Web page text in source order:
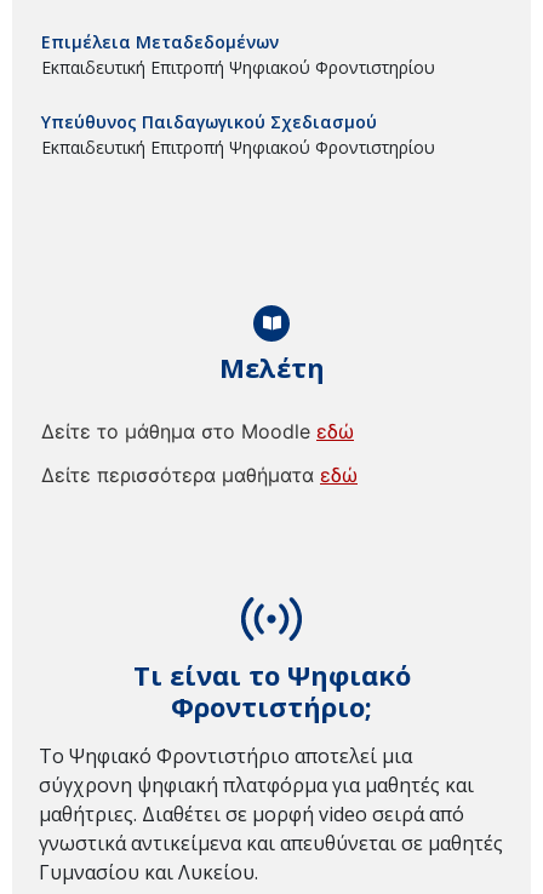
Τι είναι το Ψηφιακό
Φροντιστήριο;
Το Ψηφιακό Φροντιστήριο αποτελεί μια
σύγχρονη ψηφιακή πλατφόρμα για μαθητές και
μαθήτριες. Διαθέτει σε μορφή video σειρά από
γνωστικά αντικείμενα και απευθύνεται σε μαθητές
Γυμνασίου και Λυκείου.
Μελέτη
Δείτε το μάθημα στο Moodle εδώ
Δείτε περισσότερα μαθήματα εδώ
Επιμέλεια Μεταδεδομένων
Εκπαιδευτική Επιτροπή Ψηφιακού Φροντιστηρίου
Υπεύθυνος Παιδαγωγικού Σχεδιασμού
Εκπαιδευτική Επιτροπή Ψηφιακού Φροντιστηρίου